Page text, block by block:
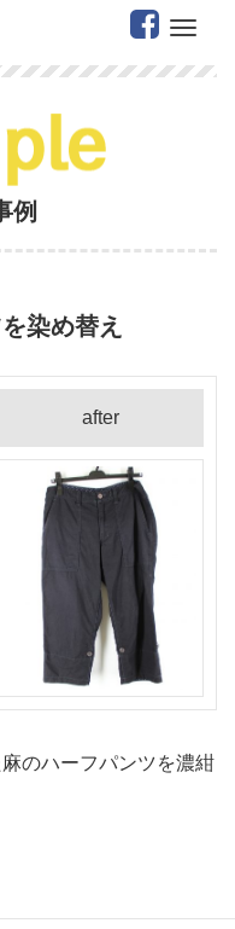
例
染め替え
after
のハーフパンツを濃紺